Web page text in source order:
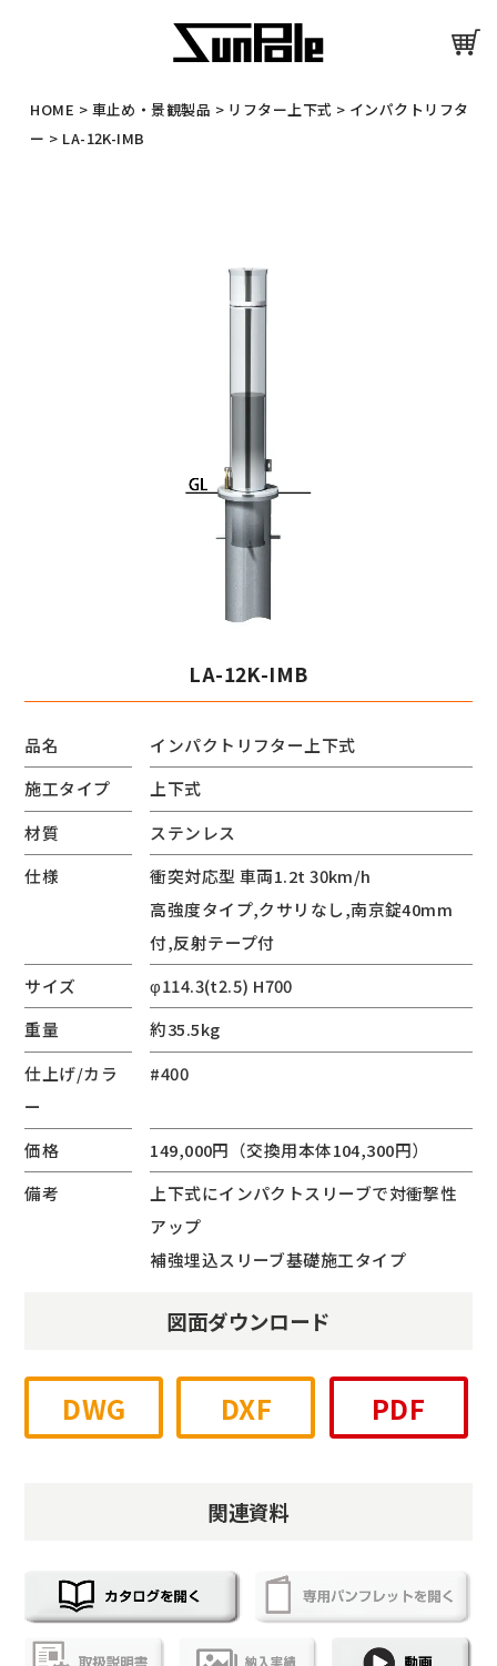
HOME > 車止め・景観製品 > リフター上下式 > インパクトリフタ
ー > LA-12K-IMB
LA-12K-IMB
品名
インパクトリフター上下式
施工タイプ
上下式
材質
ステンレス
仕様
衝突対応型 車両1.2t 30km/h
高強度タイプ,クサリなし,南京錠40mm
付,反射テープ付
サイズ
φ114.3(t2.5) H700
重量
約35.5kg
仕上げ/カラ
ー
#400
価格
149,000円（交換用本体104,300円）
備考
上下式にインパクトスリーブで対衝撃性
アップ
補強埋込スリーブ基礎施工タイプ
図面ダウンロード
DWG DXF PDF
関連資料